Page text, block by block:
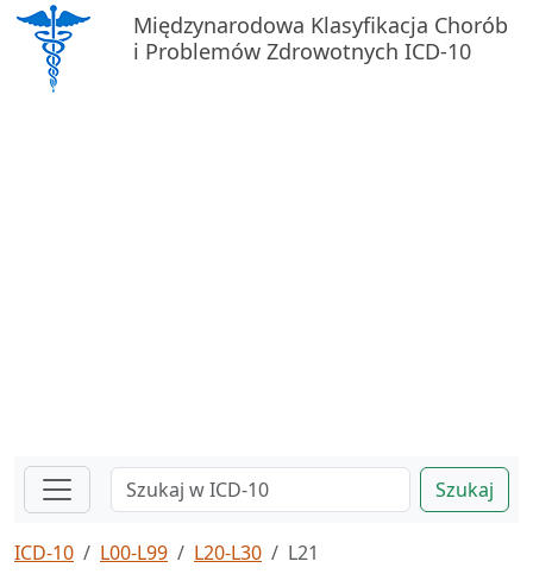
Międzynarodowa Klasyfikacja Chorób
i Problemów Zdrowotnych ICD-10
Szukaj
ICD-10 L00-L99 L20-L30 L21